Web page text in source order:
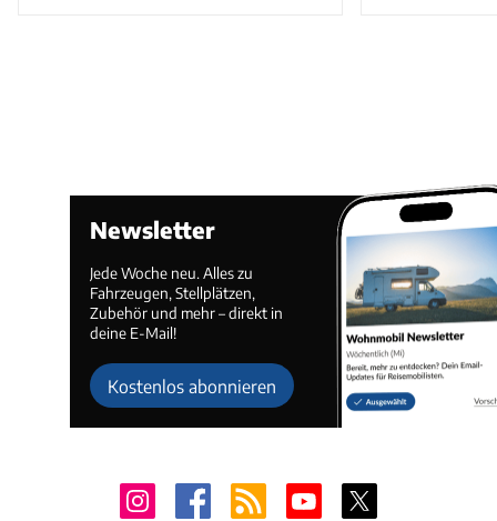
Newsletter
Jede Woche neu. Alles zu
Fahrzeugen, Stellplätzen,
Zubehör und mehr – direkt in
deine E-Mail!
Kostenlos abonnieren